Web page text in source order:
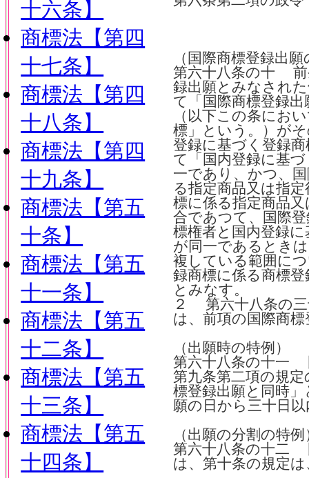
（国際商標登録出
第六十八条の十 前
録出願とみなされ
て「国際商標登録
（以下この条にお
標」という。）が
登録に基づく登録
て「国内登録に基
一であり、かつ、
る指定商品又は指
標に係る指定商品
合であつて、国際
標権者と国内登録
が同一であるとき
複している範囲に
録商標に係る商標
とみなす。
２ 第六十八条の三
は、前項の国際商
（出願時の特例）
第六十八条の十一
第九条第二項の規
標登録出願と同時
願の日から三十日
（出願の分割の特例
第六十八条の十二
は、第十条の規定
十六条】
商標法【第四
十七条】
商標法【第四
十八条】
商標法【第四
十九条】
商標法【第五
十条】
商標法【第五
十一条】
商標法【第五
十二条】
商標法【第五
十三条】
商標法【第五
十四条】